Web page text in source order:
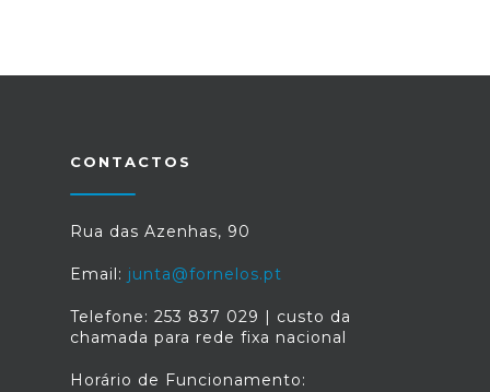
CONTACTOS
Rua das Azenhas, 90
Email: junta@fornelos.pt
Telefone: 253 837 029 | custo da
chamada para rede fixa nacional
Horário de Funcionamento: